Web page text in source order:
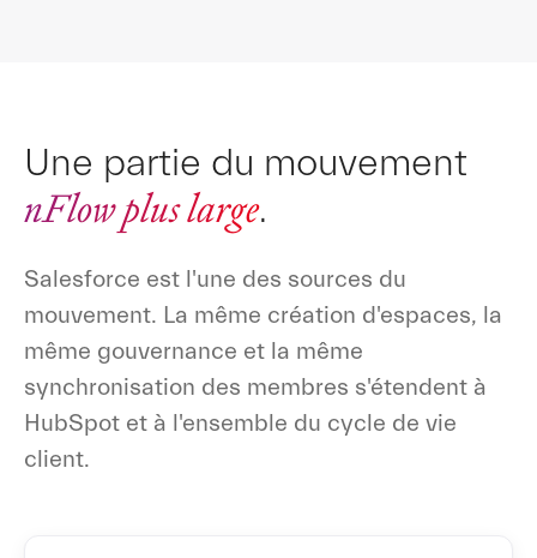
Une partie du mouvement
nFlow plus large.
Salesforce est l'une des sources du
mouvement. La même création d'espaces, la
même gouvernance et la même
synchronisation des membres s'étendent à
HubSpot et à l'ensemble du cycle de vie
client.